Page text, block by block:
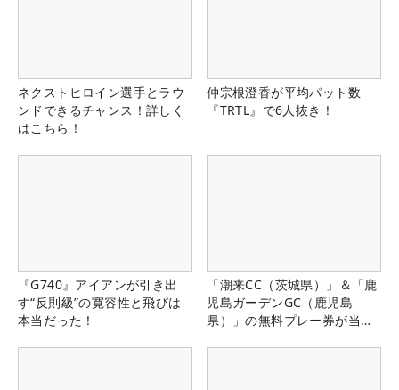
ネクストヒロイン選手とラウ
ンドできるチャンス！詳しく
はこちら！
仲宗根澄香が平均パット数
『TRTL』で6人抜き！
『G740』アイアンが引き出
す“反則級”の寛容性と飛びは
本当だった！
「潮来CC（茨城県）」＆「鹿
児島ガーデンGC（鹿児島
県）」の無料プレー券が当た